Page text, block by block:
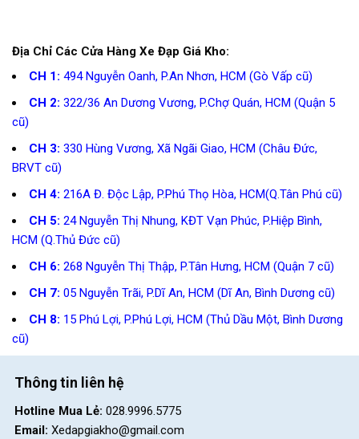
Địa Chỉ Các Cửa Hàng Xe Đạp Giá Kho:
CH 1: 494 Nguyễn Oanh, P.An Nhơn, HCM (Gò Vấp cũ)
CH 2: 322/36 An Dương Vương, P.Chợ Quán, HCM (Quận 5
cũ)
CH 3: 330 Hùng Vương, Xã Ngãi Giao, HCM (Châu Đức,
BRVT cũ)
CH 4: 216A Đ. Độc Lập, P.Phú Thọ Hòa, HCM(Q.Tân Phú cũ)
CH 5: 24 Nguyễn Thị Nhung, KĐT Vạn Phúc, P.Hiệp Bình,
HCM (Q.Thủ Đức cũ)
CH 6: 268 Nguyễn Thị Thập, P.Tân Hưng, HCM (Quận 7 cũ)
CH 7: 05 Nguyễn Trãi, P.Dĩ An, HCM (Dĩ An, Bình Dương cũ)
CH 8: 15 Phú Lợi, P.Phú Lợi, HCM (Thủ Dầu Một, Bình Dương
cũ)
Thông tin liên hệ
Hotline Mua Lẻ: 028.9996.5775
Email: Xedapgiakho@gmail.com